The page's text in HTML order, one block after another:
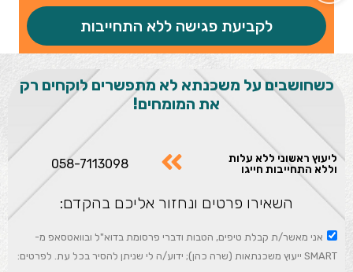
לקביעת פגישה ללא התחייבות
כשחושבים על משכנתא לא מתפשרים לוקחים רק
את המומחים!
ליעוץ ראשוני ללא עלות
וללא התחייבות חייגו
058-7113098
השאירו פרטים ונחזור אליכם בהקדם:
אני מאשר/ת קבלת טיפים, הטבות ודברי פרסומת בדוא"ל ובוואטסאפ מ-
SMART ייעוץ משכנתאות (שרה כהן); ידוע/ה לי שניתן להסיר בכל עת. לפרטים: